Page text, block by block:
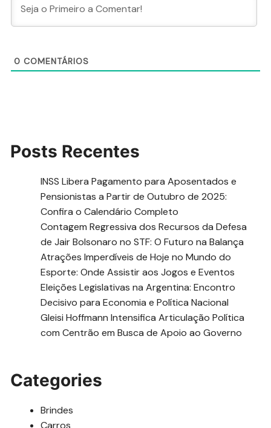
0 COMENTÁRIOS
Posts Recentes
INSS Libera Pagamento para Aposentados e
Pensionistas a Partir de Outubro de 2025:
Confira o Calendário Completo
Contagem Regressiva dos Recursos da Defesa
de Jair Bolsonaro no STF: O Futuro na Balança
Atrações Imperdíveis de Hoje no Mundo do
Esporte: Onde Assistir aos Jogos e Eventos
Eleições Legislativas na Argentina: Encontro
Decisivo para Economia e Política Nacional
Gleisi Hoffmann Intensifica Articulação Política
com Centrão em Busca de Apoio ao Governo
Categories
Brindes
Carros